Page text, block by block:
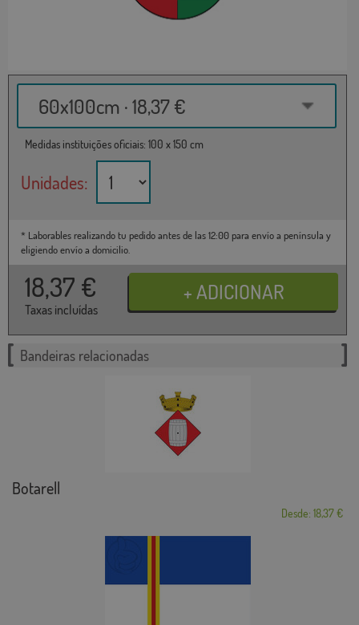
60x100cm · 18,37 €
Medidas instituições oficiais: 100 x 150 cm
Unidades:
* Laborables realizando tu pedido antes de las 12:00 para envío a península y
eligiendo envío a domicilio.
18,37 €
Taxas incluídas
Bandeiras relacionadas
Botarell
Desde: 18,37 €